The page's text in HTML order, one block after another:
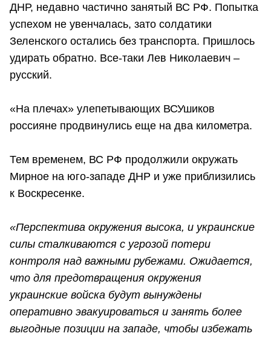
ДНР, недавно частично занятый ВС РФ. Попытка
успехом не увенчалась, зато солдатики
Зеленского остались без транспорта. Пришлось
удирать обратно. Все-таки Лев Николаевич –
русский.
«На плечах» улепетывающих ВСУшиков
россияне продвинулись еще на два километра.
Тем временем, ВС РФ продолжили окружать
Мирное на юго-западе ДНР и уже приблизились
к Воскресенке.
«Перспектива окружения высока, и украинские
силы сталкиваются с угрозой потери
контроля над важными рубежами. Ожидается,
что для предотвращения окружения
украинские войска будут вынуждены
оперативно эвакуироваться и занять более
выгодные позиции на западе, чтобы избежать